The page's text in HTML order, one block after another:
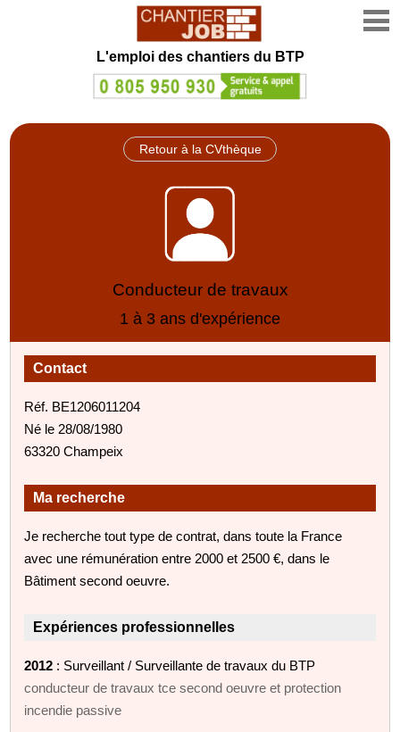
L'emploi des chantiers du BTP
Retour à la CVthèque
Conducteur de travaux
1 à 3 ans d'expérience
Contact
Réf. BE1206011204
Né le 28/08/1980
63320 Champeix
Ma recherche
Je recherche tout type de contrat, dans toute la France
avec une rémunération entre 2000 et 2500 €, dans le
Bâtiment second oeuvre.
Expériences professionnelles
2012 : Surveillant / Surveillante de travaux du BTP
conducteur de travaux tce second oeuvre et protection
incendie passive